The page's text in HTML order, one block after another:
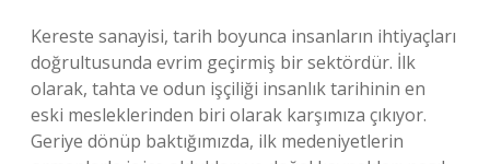
Kereste sanayisi, tarih boyunca insanların ihtiyaçları
doğrultusunda evrim geçirmiş bir sektördür. İlk
olarak, tahta ve odun işçiliği insanlık tarihinin en
eski mesleklerinden biri olarak karşımıza çıkıyor.
Geriye dönüp baktığımızda, ilk medeniyetlerin